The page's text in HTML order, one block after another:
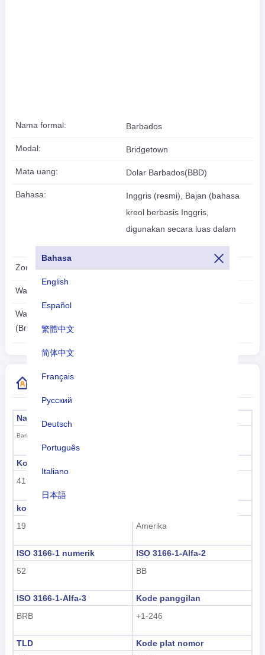
Bahasa
English
Español
繁體中文
简体中文
Français
Русский
Deutsch
Português
Italiano
日本語
한국어
Nama formal: Barbados
Modal: Bridgetown
Mata uang: Dolar Barbados(BBD)
Bahasa:
Inggris (resmi), Bajan (bahasa
kreol berbasis Inggris,
digunakan secara luas dalam
suasana informal)
Zona waktu: UTC/GMT -4 Jam
Waktu musim panas:
Waktu lokal:
(Bridgetown)
Informasi Kode Negara Lainnya
Nama formal
Barbados
Kode sub wilayah
419
kode wilayah
19
Amerika
ISO 3166-1 numerik
52
ISO 3166-1-Alfa-2
BB
ISO 3166-1-Alfa-3
BRB
Kode panggilan
+1-246
TLD
Kode plat nomor